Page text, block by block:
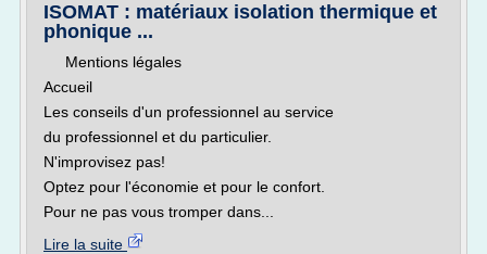
ISOMAT : matériaux isolation thermique et
phonique ...
Mentions légales
Accueil
Les conseils d'un professionnel au service
du professionnel et du particulier.
N'improvisez pas!
Optez pour l'économie et pour le confort.
Pour ne pas vous tromper dans...
Lire la suite